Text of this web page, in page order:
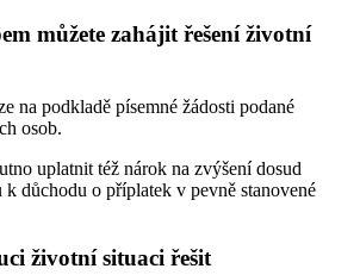
můžete zahájit řešení životní
na podkladě písemné žádosti podané
osob.
uplatnit též nárok na zvýšení dosud
důchodu o příplatek v pevně stanovené
životní situaci řešit